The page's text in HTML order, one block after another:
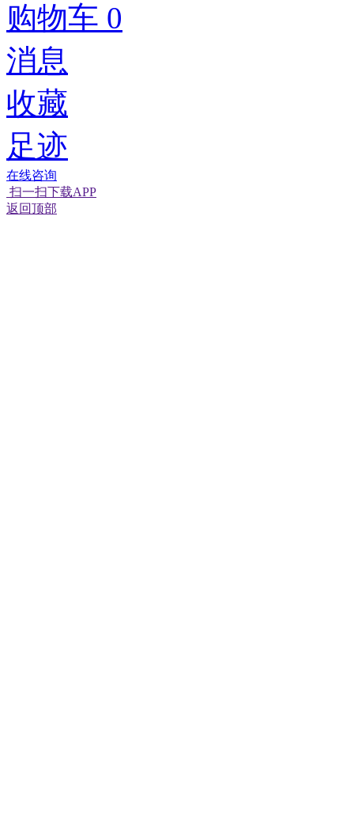
购物车 0
消息
收藏
足迹
在线咨询
扫一扫下载APP
返回顶部